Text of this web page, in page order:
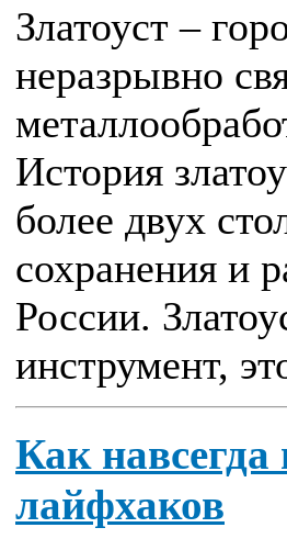
Златоуст –
неразрывно
История
более двух
сохранения и
России.
инструмент,
Как
лайфхаков